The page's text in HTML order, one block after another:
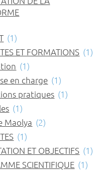
(1)
ET FORMATIONS (1)
(1)
en charge (1)
pratiques (1)
(1)
Maolya (2)
(1)
ET OBJECTIFS (1)
SCIENTIFIQUE (1)